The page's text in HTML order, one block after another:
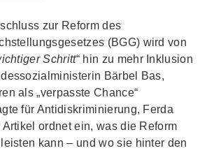
zur Reform des
(BGG) wird von
Schritt“ hin zu mehr Inklusion
Bärbel Bas,
als „verpasste Chance“
für Antidiskriminierung, Ferda
ordnet ein, was die Reform
kann – und wo sie hinter den